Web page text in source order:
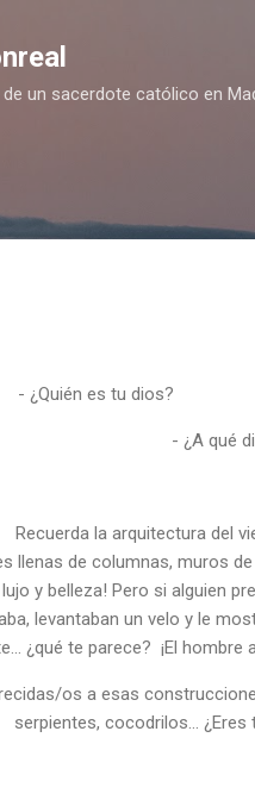
un sacerdote católico en
- ¿Quién es tu dios?
- ¿A qué
Recuerda la arquitectura del
llenas de columnas, muros
y belleza! Pero si alguien
levantaban un velo y le
¿qué te parece? ¡El
os a esas
serpientes, cocodrilos… ¿Eres